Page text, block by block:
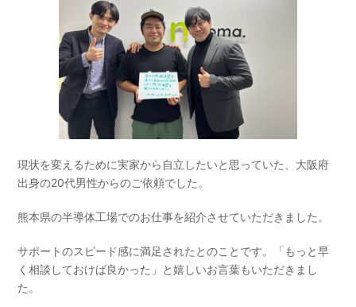
現状を変えるために実家から自立したいと思っていた、大阪府
出身の20代男性からのご依頼でした。
熊本県の半導体工場でのお仕事を紹介させていただきました。
サポートのスピード感に満足されたとのことです。「もっと早
く相談しておけば良かった」と嬉しいお言葉もいただきまし
た。